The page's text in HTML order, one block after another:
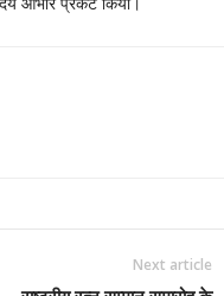
आभार प्रकट किया।
Next article